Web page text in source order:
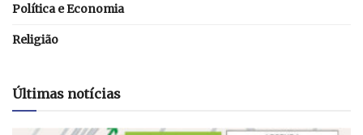
Política e Economia
Religião
Últimas notícias